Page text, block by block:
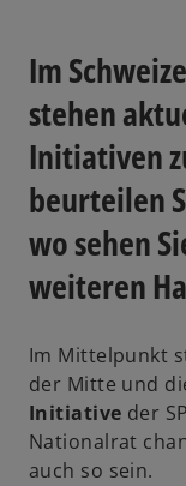
Im
stehen
Initiativen
beurteilen
wo sehen
weiteren
Im Mittelpunkt
der Mitte und
Initiative der
Nationalrat
auch so sein.